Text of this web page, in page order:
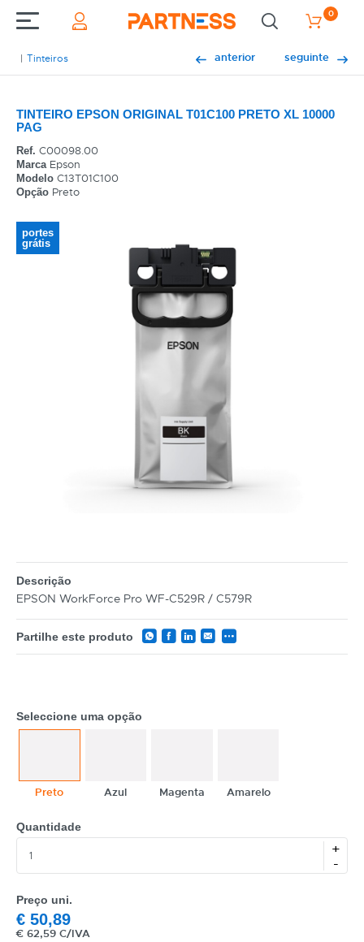
0
Tinteiros anterior seguinte
TINTEIRO EPSON ORIGINAL T01C100 PRETO XL 10000
PAG
Ref. C00098.00
MarcaEpson
Modelo C13T01C100
Opção Preto
portes
grátis
Descrição
EPSON WorkForce Pro WF-C529R / C579R
Partilhe este produto
Seleccione uma opção
Preto Azul Magenta Amarelo
Quantidade
+
-
Preço uni.
€ 50,89
€ 62,59 C/IVA
EAN